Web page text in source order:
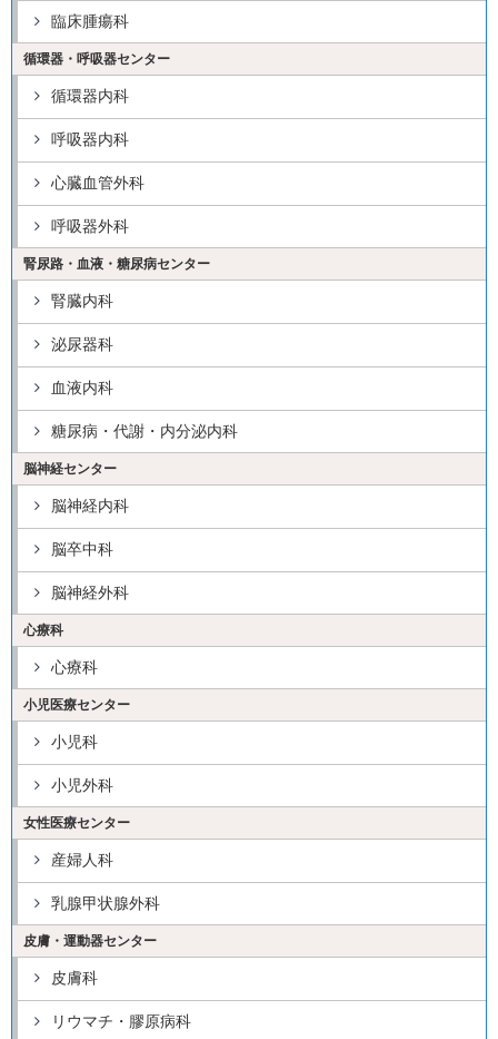
臨床腫瘍科
循環器・呼吸器センター
循環器内科
呼吸器内科
心臓血管外科
呼吸器外科
腎尿路・血液・糖尿病センター
腎臓内科
泌尿器科
血液内科
糖尿病・代謝・内分泌内科
脳神経センター
脳神経内科
脳卒中科
脳神経外科
心療科
心療科
小児医療センター
小児科
小児外科
女性医療センター
産婦人科
乳腺甲状腺外科
皮膚・運動器センター
皮膚科
リウマチ・膠原病科